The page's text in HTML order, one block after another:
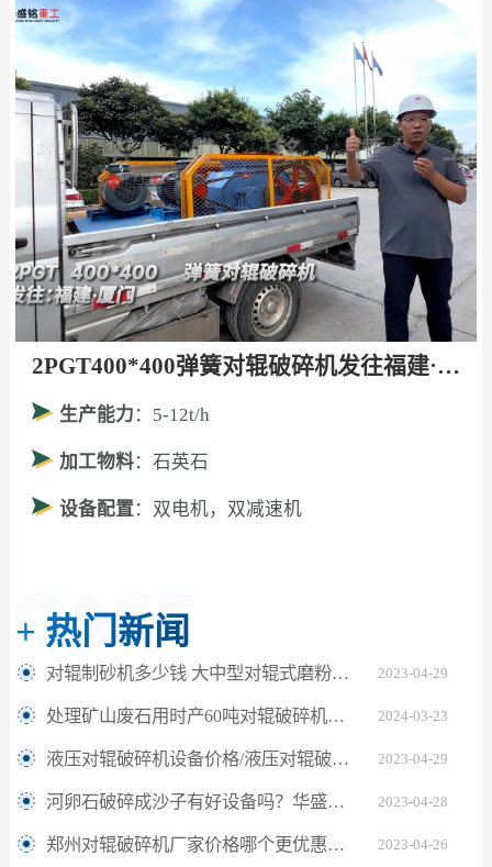
2PGT400*400弹簧对辊破碎机发往福建·厦门！
生产能力 ：5-12t/h
加工物料：石英石
设备配置：双电机，双减速机
+ 热门新闻
2023-04-29
对辊制砂机多少钱 大中型对辊式磨粉机您见过这么好用的吗
2024-03-23
处理矿山废石用时产60吨对辊破碎机价格？
2023-04-29
液压对辊破碎机设备价格/液压对辊破碎机设备厂家/液压对辊破碎机设备生产厂家
2023-04-28
河卵石破碎成沙子有好设备吗？华盛铭对辊制砂机你值得拥有
2023-04-26
郑州对辊破碎机厂家价格哪个更优惠靠谱